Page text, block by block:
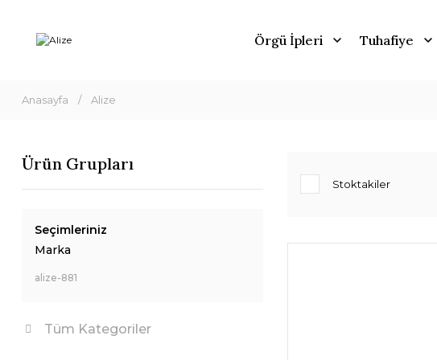
Örgü İpleri Tuhafiye
Anasayfa Alize
Ürün Grupları
Seçimleriniz
Marka
alize-881
Tüm Kategoriler
Stoktakiler